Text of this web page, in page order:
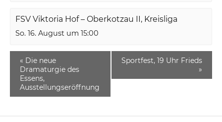
FSV Viktoria Hof – Oberkotzau II, Kreisliga
So. 16. August um 15:00
« Die neue
Dramaturgie des
Essens,
Ausstellungseröffnung
Sportfest, 19 Uhr Frieds
»